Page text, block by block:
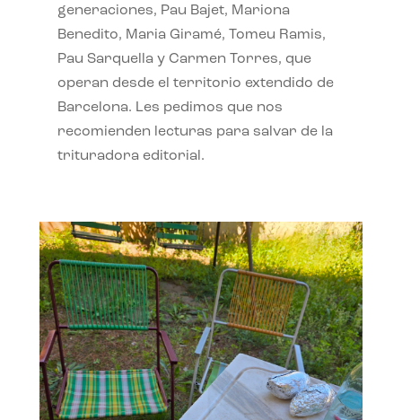
generaciones, Pau Bajet, Mariona
Benedito, Maria Giramé, Tomeu Ramis,
Pau Sarquella y Carmen Torres, que
operan desde el territorio extendido de
Barcelona. Les pedimos que nos
recomienden lecturas para salvar de la
trituradora editorial.